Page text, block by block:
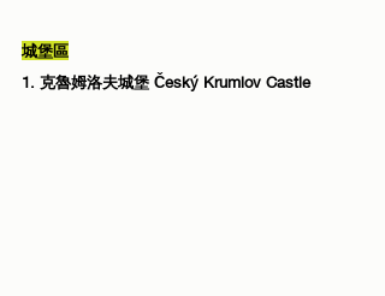
城堡區
1. 克魯姆洛夫城堡 Český Krumlov Castle